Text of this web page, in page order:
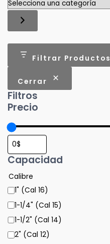
Filtrar Productos
Cerrar
Filtros
Precio
Capacidad
Calibre
1" (Cal 16)
1-1/4" (Cal 15)
1-1/2" (Cal 14)
2" (Cal 12)